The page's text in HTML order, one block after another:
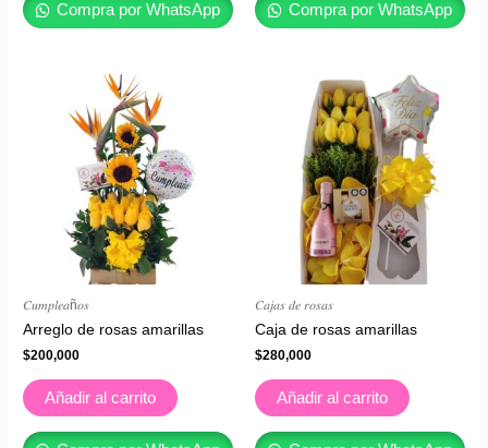
Compra por WhatsApp Compra por WhatsApp
𝐶𝑢𝑚𝑝𝑙𝑒𝑎ñ𝑜𝑠
Arreglo de rosas amarillas
$200,000
Añadir al carrito
𝐶𝑎𝑗𝑎𝑠 𝑑𝑒 𝑟𝑜𝑠𝑎𝑠
Caja de rosas amarillas
$280,000
Añadir al carrito